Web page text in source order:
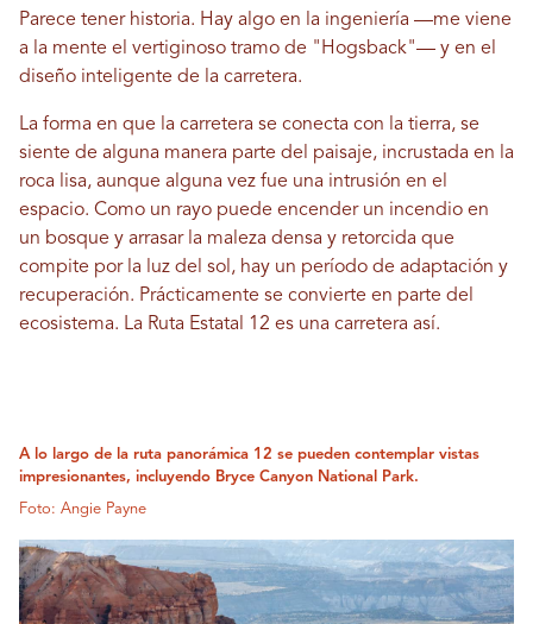
Parece tener historia. Hay algo en la ingeniería —me viene
a la mente el vertiginoso tramo de "Hogsback"— y en el
diseño inteligente de la carretera.
La forma en que la carretera se conecta con la tierra, se
siente de alguna manera parte del paisaje, incrustada en la
roca lisa, aunque alguna vez fue una intrusión en el
espacio. Como un rayo puede encender un incendio en
un bosque y arrasar la maleza densa y retorcida que
compite por la luz del sol, hay un período de adaptación y
recuperación. Prácticamente se convierte en parte del
ecosistema. La Ruta Estatal 12 es una carretera así.
A lo largo de la ruta panorámica 12 se pueden contemplar vistas
impresionantes, incluyendo Bryce Canyon National Park.
Foto: Angie Payne